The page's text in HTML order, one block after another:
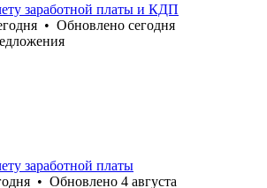
заработной платы и КДП
• Обновлено сегодня
заработной платы
• Обновлено 4 августа